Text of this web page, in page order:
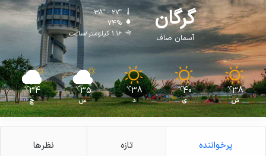
گرگان
آسمان صاف
38º - 27º
74%
1.16 کیلومتر/ساعت
38
℃
ش
40
℃
ی
38
℃
د
35
℃
س
34
℃
چ
پرخواننده تازه نظرها